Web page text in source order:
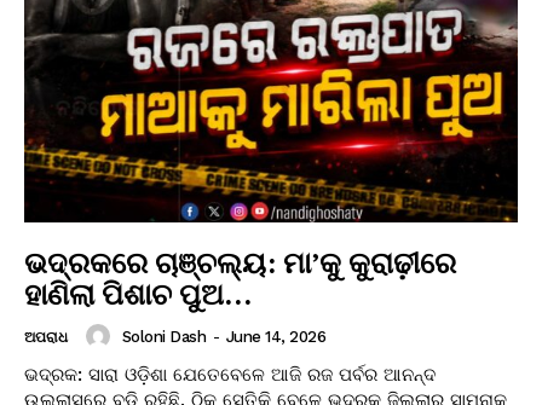
ଭଦ୍ରକରେ ଚାଞ୍ଚଲ୍ୟ: ମା’କୁ କୁରାଢ଼ୀରେ
ହାଣିଲା ପିଶାଚ ପୁଅ…
ଅପରାଧ Soloni Dash - June 14, 2026
ଭଦ୍ରକ: ସାରା ଓଡ଼ିଶା ଯେତେବେଳେ ଆଜି ରଜ ପର୍ବର ଆନନ୍ଦ
ଉଲ୍ଲାସରେ ବୁଡ଼ି ରହିଛି, ଠିକ୍ ସେତିକି ବେଳେ ଭଦ୍ରକ ଜିଲ୍ଲାରୁ ସାମ୍ନାକୁ